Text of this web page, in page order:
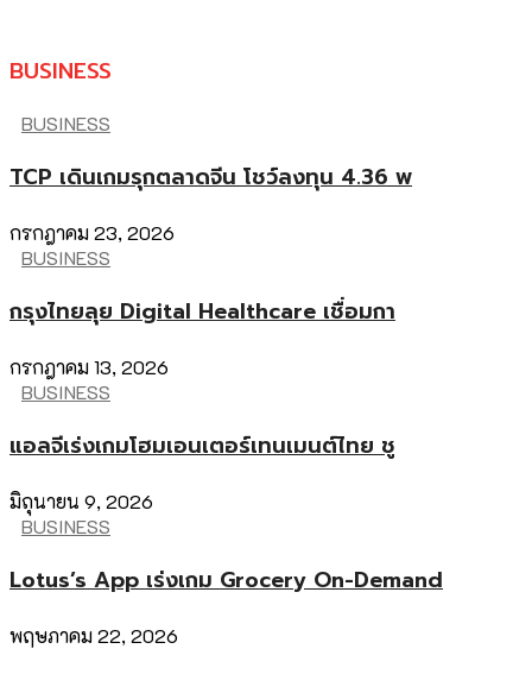
BUSINESS
BUSINESS
TCP เดินเกมรุกตลาดจีน โชว์ลงทุน 4.36 พ
กรกฎาคม 23, 2026
BUSINESS
กรุงไทยลุย Digital Healthcare เชื่อมกา
กรกฎาคม 13, 2026
BUSINESS
แอลจีเร่งเกมโฮมเอนเตอร์เทนเมนต์ไทย ชู
มิถุนายน 9, 2026
BUSINESS
Lotus’s App เร่งเกม Grocery On-Demand
พฤษภาคม 22, 2026